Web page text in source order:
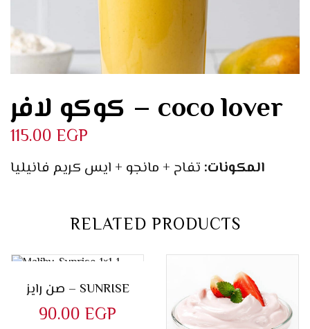
كوكو لافر – coco lover
115.00 EGP
المكونات: تفاح + مانجو + ايس كريم فانيليا
RELATED PRODUCTS
صن رايز – SUNRISE
90.00 EGP